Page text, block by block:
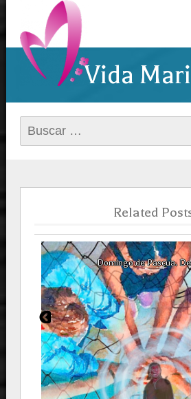
Vida
Buscar:
Related
Domingo de Pascua.